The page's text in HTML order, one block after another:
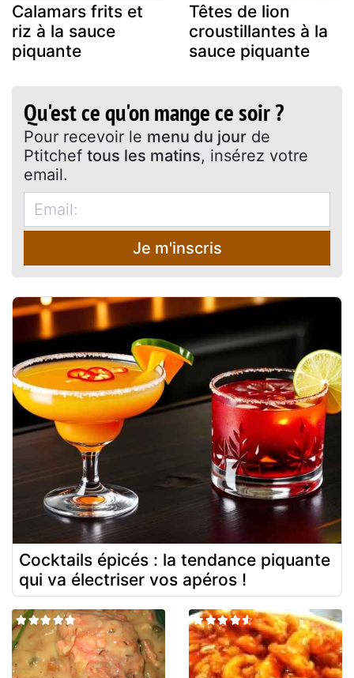
Calamars frits et
riz à la sauce
piquante
Têtes de lion
croustillantes à la
sauce piquante
Qu'est ce qu'on mange ce soir ?
Pour recevoir le menu du jour de
Ptitchef tous les matins, insérez votre
email.
Je m'inscris
Cocktails épicés : la tendance piquante
qui va électriser vos apéros !